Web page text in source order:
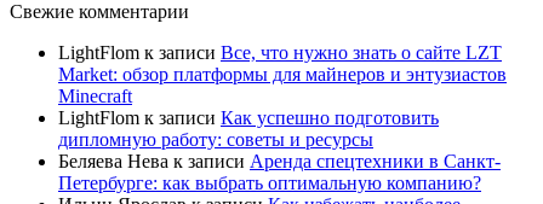
Свежие комментарии
LightFlom к записи Все, что нужно знать о сайте LZT
Market: обзор платформы для майнеров и энтузиастов
Minecraft
LightFlom к записи Как успешно подготовить
дипломную работу: советы и ресурсы
Беляева Нева к записи Аренда спецтехники в Санкт-
Петербурге: как выбрать оптимальную компанию?